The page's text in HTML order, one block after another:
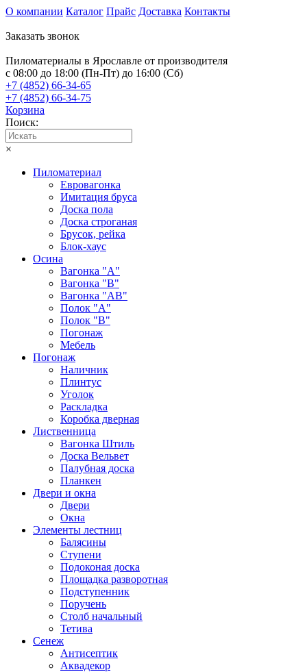
О компании Каталог Прайс Доставка Контакты
Заказать звонок
Пиломатериалы в Ярославле от производителя
с 08:00 до 18:00 (Пн-Пт) до 16:00 (Сб)
+7 (4852) 66-34-65
+7 (4852) 66-34-75
Корзина
Поиск:
×
Пиломатериал
Евровагонка
Имитация бруса
Доска пола
Доска строганая
Брусок, рейка
Блок-хаус
Осина
Вагонка "А"
Вагонка "B"
Вагонка "АB"
Полок "А"
Полок "B"
Погонаж
Мебель
Погонаж
Наличник
Плинтус
Уголок
Раскладка
Коробка дверная
Лиственница
Вагонка Штиль
Доска Вельвет
Палубная доска
Планкен
Двери и окна
Двери
Окна
Элементы лестниц
Балясины
Ступени
Подоконая доска
Площадка разворотная
Подступенник
Поручень
Столб начальный
Тетива
Сенеж
Антисептик
Аквадекор